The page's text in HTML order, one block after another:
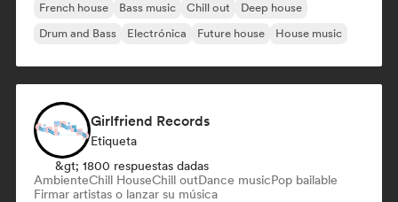
French house Bass music Chill out
Deep house
Drum and Bass
Electrónica Future house House music
Girlfriend Records
Etiqueta
&gt; 1800 respuestas dadas
AmbienteChill HouseChill outDance musicPop bailable
Firmar artistas o lanzar su música